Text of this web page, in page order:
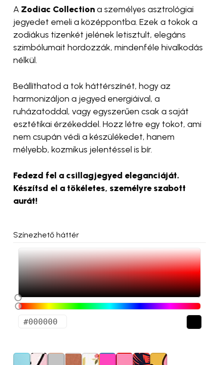
A Zodiac Collectiona személyes asztrológiai
jegyedet emeli a középpontba. Ezek a tokok a
zodiákus tizenkét jelének letisztult, elegáns
szimbólumait hordozzák, mindenféle hivalkodás
nélkül.
Beállíthatod a tok háttérszínét, hogy az
harmonizáljon a jegyed energiáival, a
ruházatoddal, vagy egyszerűen csak a saját
esztétikai érzékeddel. Hozz létre egy tokot, ami
nem csupán védi a készülékedet, hanem
mélyebb, kozmikus jelentéssel is bír.
Fedezd fel a csillagjegyed eleganciáját.
Készítsd el a tökéletes, személyre szabott
aurát!
Színezhető háttér